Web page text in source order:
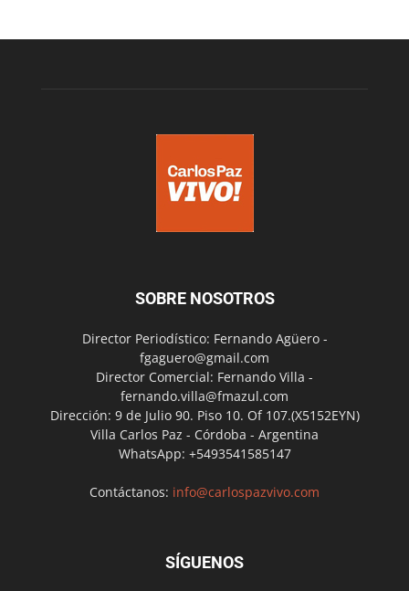
SOBRE NOSOTROS
Director Periodístico: Fernando Agüero -
fgaguero@gmail.com
Director Comercial: Fernando Villa -
fernando.villa@fmazul.com
Dirección: 9 de Julio 90. Piso 10. Of 107.(X5152EYN)
Villa Carlos Paz - Córdoba - Argentina
WhatsApp: +5493541585147
Contáctanos: info@carlospazvivo.com
SÍGUENOS